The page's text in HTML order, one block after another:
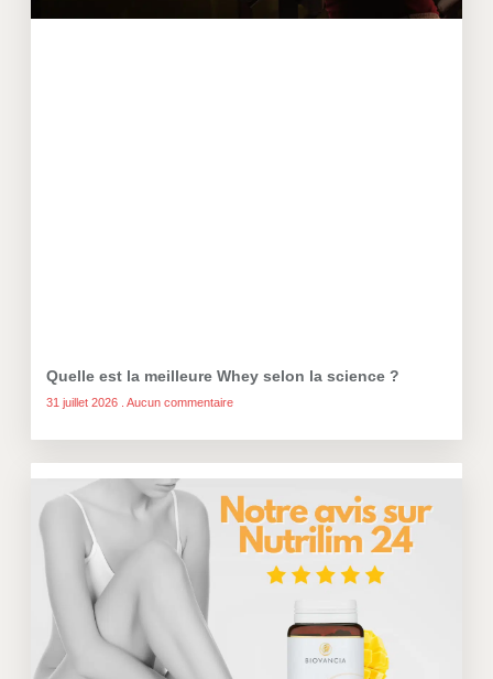
Quelle est la meilleure Whey selon la science ?
31 juillet 2026 Aucun commentaire